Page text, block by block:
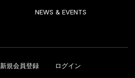
NEWS & EVENTS
新規会員登録 ログイン